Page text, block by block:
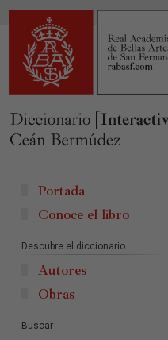
Portada
Conoce el libro
Descubre el diccionario
Autores
Obras
Buscar